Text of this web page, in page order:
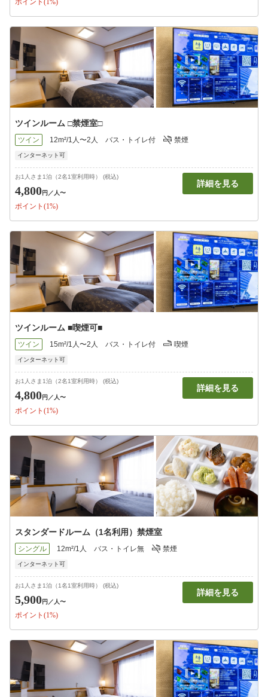
ポイント(1%)
ツインルーム □禁煙室□
ツイン 12m²/1人〜2人 バス・トイレ付 禁煙
インターネット可
お1人さま1泊（2名1室利用時） (税込)
4,800円 ／人〜
ポイント(1%)
詳細を見る
ツインルーム ■喫煙可■
ツイン 15m²/1人〜2人 バス・トイレ付 喫煙
インターネット可
お1人さま1泊（2名1室利用時） (税込)
4,800円 ／人〜
ポイント(1%)
詳細を見る
スタンダードルーム（1名利用）禁煙室
シングル 12m²/1人 バス・トイレ無 禁煙
インターネット可
お1人さま1泊（1名1室利用時） (税込)
5,900円 ／人〜
ポイント(1%)
詳細を見る